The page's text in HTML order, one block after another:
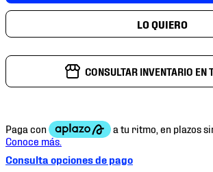
CONSULTAR INVENTARIO EN
Consulta opciones de pago